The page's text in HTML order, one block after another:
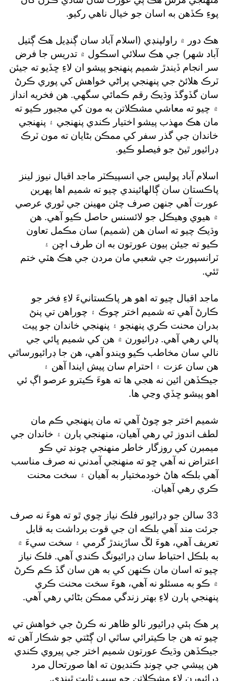
پوءِ ڪڏهن به اسان جو خيال ناهي رکيو.
هڪ دور ۾ راولپنڊي (اسلام آباد سان ڳنڍيل هڪ ڳتيل
آباد شهر) جي هڪ سلائي اسڪول ۾ تدريس جا فرض
سر انجام ڏيندڙ شميم پنهنجو پيشو ان لاءِ ڇڏيو ته جيئن
ٽرڪ هلائڻ جي پنهنجي پراڻي خواهش کي پوري ڪرڻ
سان گڏوگڏ وڌيڪ رقم ڪمائي سگهي. هن فخريه انداز
۾ چيو ته معاشي مشڪلاتن به مون کي مجبور ڪيو ته
مان هڪ مهذب پيشو اختيار ڪندي پنهنجي ۽ پنهنجي
خاندان جي گذر سفر کي ممڪن بڻايان ته مون ٽرڪ
ڊرائيور ٿيڻ جو فيصلو ڪيو.
اسلام آباد پوليس جي انسپيڪٽر ماجد اقبال نيوز لينز
پاڪستان سان ڳالهائيندي چيو ته شميم اها پهرين
عورت آهي جنهن صرف چئن مهينن جي ٿوري عرصي
۾ هيوي وهيڪل جو لائسنس حاصل ڪيو آهي. هن
وڌيڪ چيو ته اسان هن (شميم) سان مڪمل تعاون
ڪيو ته جيئن ٻيون عورتون به ان طرف اچن ۽
ٽرانسپورٽ جي شعبي مان مردن جي هڪ هٽي ختم
ٿئي.
ماجد اقبال چيو ته اهو هر پاڪستانيءَ لاءِ فخر جو
ڪارڻ آهي ته شميم اختر چوڪ ۽ چوراهن تي پنڻ
بدران محنت ڪري پنهنجو ۽ پنهنجي خاندان جو پيٽ
پالي رهي آهي. ڊرائيورن ۾ هن کي شميم ڀائي جي
نالي سان مخاطب ڪيو ويندو آهي، هن جا ڊرائيورساٿي
هن سان عزت ۽ احترام سان پيش ايندا آهن ۽
جيڪڏهن ائين نه هجي ها ته هوءَ ڪيترو عرصو اڳ ئي
اهو پيشو ڇڏي وڃي ها.
شميم اختر جو چوڻ آهي ته مان پنهنجي ڪم مان
لطف اندوز ٿي رهي آهيان، منهنجي ٻارن ۽ خاندان جي
ميمبرن کي روزگار خاطر منهنجي چونڊ تي ڪو
اعتراض نه آهي ڇو ته منهنجي آمدني نه صرف مناسب
آهي بلڪه هاڻ خودمختيار به آهيان ۽ سخت محنت
ڪري رهي آهيان.
33 سالن جو ڊرائيور فلڪ نياز چوي ٿو ته هوءَ نه صرف
جرئت مند آهي بلڪه ان جي قوت برداشت به قابل
تعريف آهي، هوءَ لڱ ساڙيندڙ گرمي ۽ سخت سيءَ ۾
به بلڪل احتياط سان ڊرائيونگ ڪندي آهي. فلڪ نياز
چيو ته اسان مان ڪنهن کي به هن سان گڏ ڪم ڪرڻ
۾ ڪو به مسئلو نه آهي، هوءَ سخت محنت ڪري
پنهنجي ٻارن لاءِ بهتر زندگي ممڪن بڻائي رهي آهي.
پر هڪ ٻئي ڊرائيور نالو ظاهر نه ڪرڻ جي خواهش تي
چيو ته هن جا ڪيترائي ساٿي ان ڳڻتي جو شڪار آهن ته
جيڪڏهن وڌيڪ عورتون شميم اختر جي پيروي ڪندي
هن پيشي جي چونڊ ڪنديون ته اها صورتحال مرد
ڊرائيورن لاءِ مشڪلاتن جو سبب ثابت ٿيندي.